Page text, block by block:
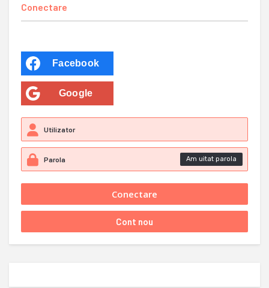
Conectare
Facebook
Google
Am uitat parola